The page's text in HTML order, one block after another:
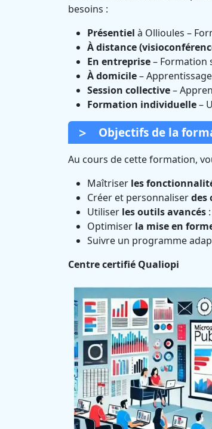
besoins :
Présentiel à Ollioules –
À distance
En entreprise– Formation
À domicile–
Session collective–
Formation individuelle–
Objectifs de la
Au cours de cette formation,
Maîtriser les
Créer et personnaliserdes
Utiliser les outils avancés
Optimiser la mise en
Suivre un programme
Centre certifié Qualiopi